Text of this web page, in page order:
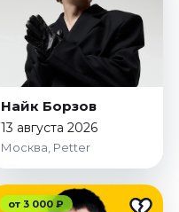
Найк Борзов
13 августа 2026
Москва, Petter
от 3 000 ₽